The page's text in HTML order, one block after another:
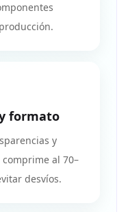
formato
y
al 70–
desvíos.